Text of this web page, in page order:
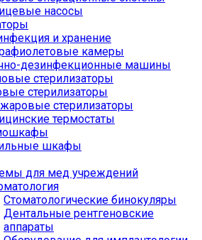
насосы
и хранение
камеры
дезинфекционные машины
стерилизаторы
стерилизаторы
стерилизаторы
термостаты
шкафы
для мед учреждений
Стоматологические бинокуляры
Дентальные рентгеновские
аппараты